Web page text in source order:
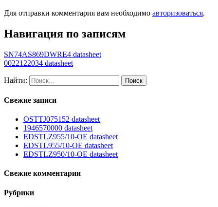
Для отправки комментария вам необходимо авторизоваться.
Навигация по записям
SN74AS869DWRE4 datasheet
0022122034 datasheet
Найти:
Свежие записи
OSTTJ075152 datasheet
1946570000 datasheet
EDSTLZ955/10-OE datasheet
EDSTL955/10-OE datasheet
EDSTLZ950/10-OE datasheet
Свежие комментарии
Рубрики